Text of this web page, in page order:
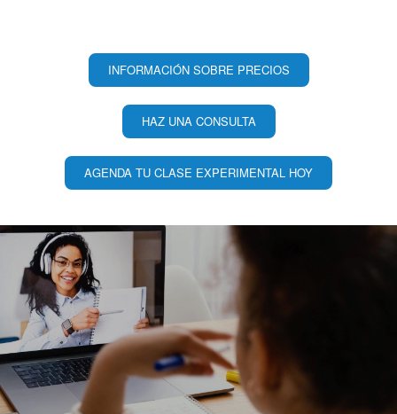
INFORMACIÓN SOBRE PRECIOS
HAZ UNA CONSULTA
AGENDA TU CLASE EXPERIMENTAL HOY